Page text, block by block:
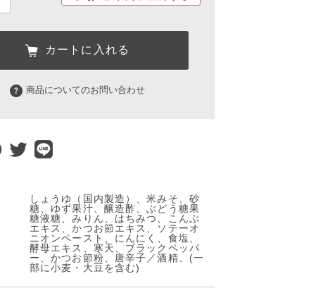
カートに入れる
商品についてのお問い合わせ
しょうゆ（国内製造）、米みそ、砂
糖、ゆず果汁、醸造酢、ぶどう糖果
糖液糖、みりん、はちみつ、こんぶ
エキス、かつお節エキス、ソテーオ
ニオンペースト、にんにく、食塩、
酵母エキス、寒天、ブラックペッパ
ー、かつお節粉、唐辛子／酒精、(一
部に小麦・大豆を含む)